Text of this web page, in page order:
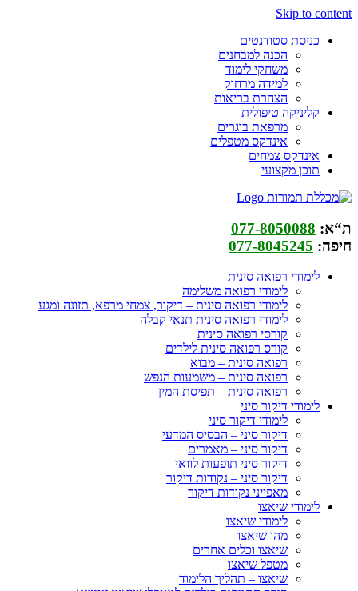
Skip to content
כניסת סטודנטים
הכנה למבחנים
משחקי לימוד
למידה מרחוק
הצהרת בריאות
קליניקה טיפולית
מרפאת בוגרים
אינדקס מטפלים
אינדקס צמחים
תוכן מקצועי
ת“א: 077-8050088
חיפה: 077-8045245
לימודי רפואה סינית
לימודי רפואה משלימה
לימודי רפואה סינית – דיקור, צמחי מרפא, תזונה ומגע
לימודי רפואה סינית תנאי קבלה
קורסי רפואה סינית
קורס רפואה סינית לילדים
רפואה סינית – מבוא
רפואה סינית – משמעות הנפש
רפואה סינית – תפיסת המין
לימודי דיקור סיני
לימודי דיקור סיני
דיקור סיני – הבסיס המדעי
דיקור סיני – מאמרים
דיקור סיני תופעות לוואי
דיקור סיני – נקודות דיקור
מאפייני נקודות דיקור
לימודי שיאצו
לימודי שיאצו
מהו שיאצו
שיאצו וכלים אחרים
מטפל שיאצו
שיאצו – תהליך הלימוד